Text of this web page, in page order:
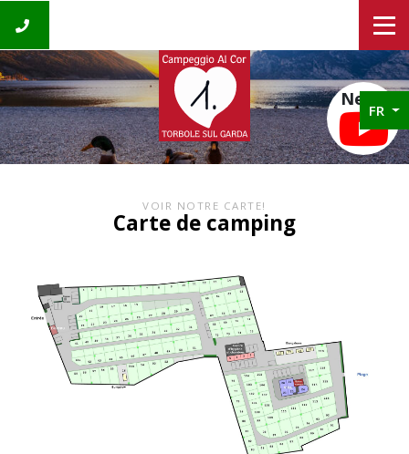
News
FR
VOIR NOTRE CARTE!
Carte de camping